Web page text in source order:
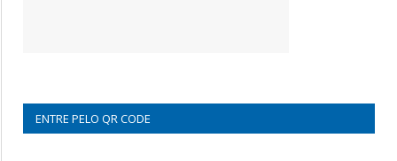
ENTRE PELO QR CODE